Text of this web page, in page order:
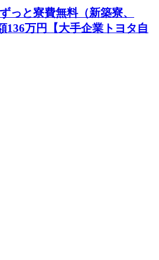
と寮費無料（新築寮、
万円【大手企業トヨタ自